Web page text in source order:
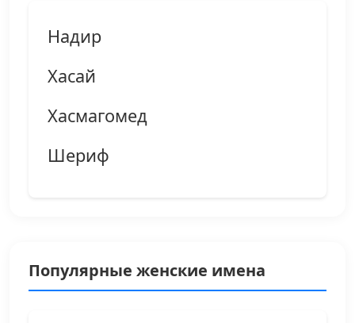
Надир
Хасай
Хасмагомед
Шериф
Популярные женские имена